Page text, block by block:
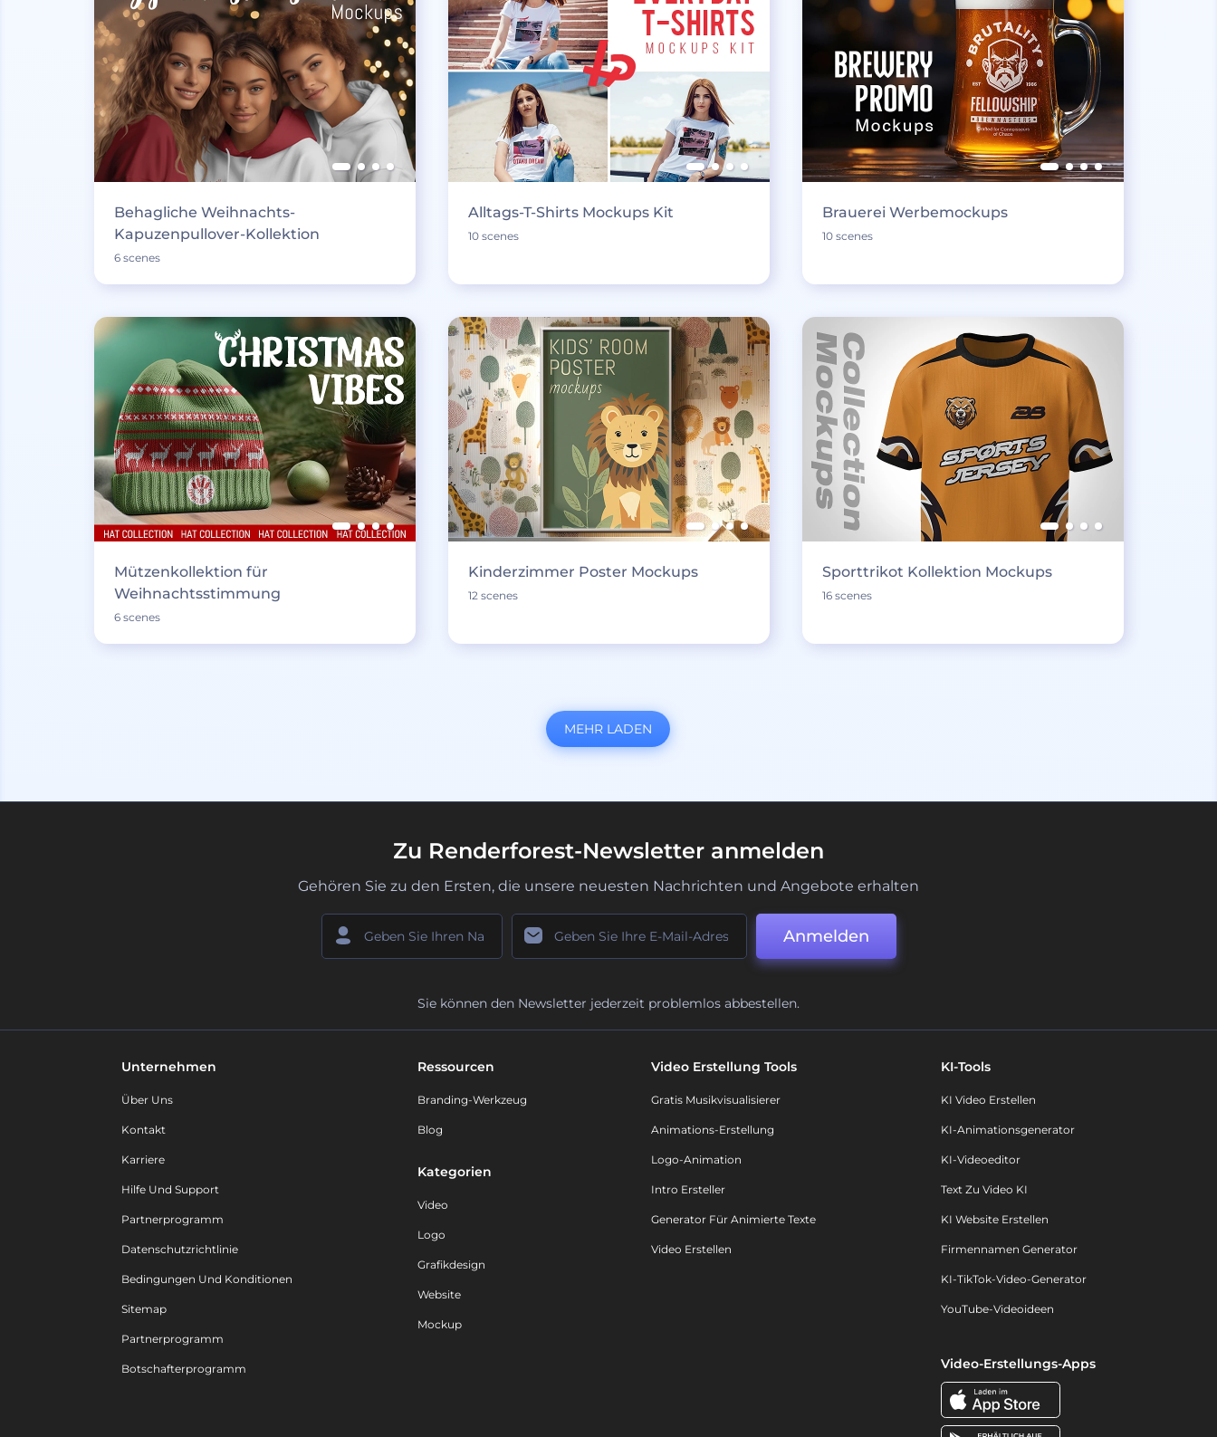
Behagliche Weihnachts-
Kapuzenpullover-Kollektion
6 scenes
Alltags-T-Shirts Mockups Kit
10 scenes
Brauerei Werbemockups
10 scenes
Mützenkollektion für
Weihnachtsstimmung
6 scenes
Kinderzimmer Poster Mockups
12 scenes
Sporttrikot Kollektion Mockups
16 scenes
MEHR LADEN
Zu Renderforest-Newsletter anmelden
Gehören Sie zu den Ersten, die unsere neuesten Nachrichten und Angebote erhalten
Anmelden
Sie können den Newsletter jederzeit problemlos abbestellen.
Unternehmen
Über Uns
Kontakt
Karriere
Hilfe Und Support
Partnerprogramm
Datenschutzrichtlinie
Bedingungen Und Konditionen
Sitemap
Partnerprogramm
Botschafterprogramm
Ressourcen
Branding-Werkzeug
Blog
Kategorien
Video
Logo
Grafikdesign
Website
Mockup
Video Erstellung Tools
Gratis Musikvisualisierer
Animations-Erstellung
Logo-Animation
Intro Ersteller
Generator Für Animierte Texte
Video Erstellen
KI-Tools
KI Video Erstellen
KI-Animationsgenerator
KI-Videoeditor
Text Zu Video KI
KI Website Erstellen
Firmennamen Generator
KI-TikTok-Video-Generator
YouTube-Videoideen
Video-Erstellungs-Apps